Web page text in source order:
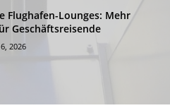
Flughafen-Lounges: Mehr
Geschäftsreisende
2026